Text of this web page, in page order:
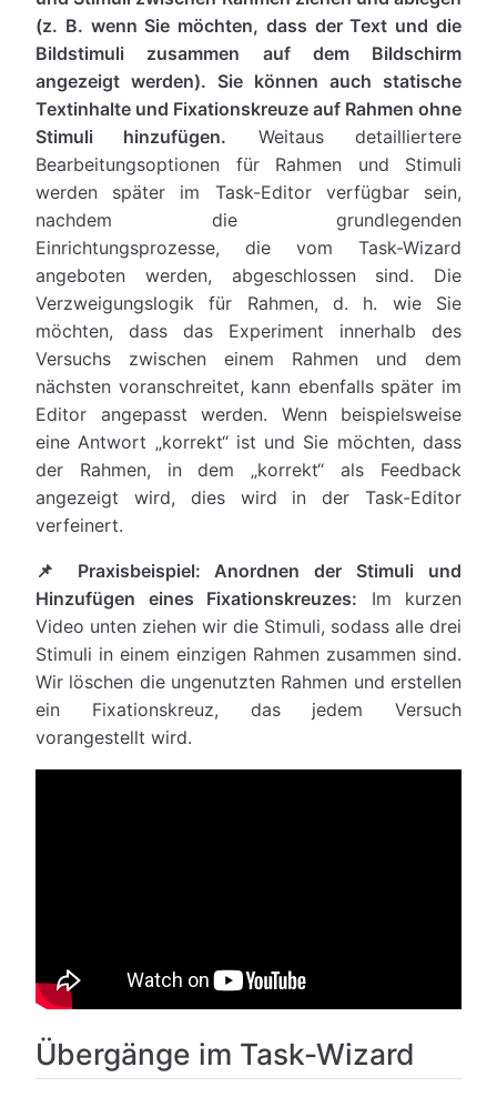
(z. B. wenn Sie möchten, dass der Text und die
Bildstimuli zusammen auf dem Bildschirm
angezeigt werden). Sie können auch statische
Textinhalte und Fixationskreuze auf Rahmen ohne
Stimuli hinzufügen. Weitaus detailliertere
Bearbeitungsoptionen für Rahmen und Stimuli
werden später im Task-Editor verfügbar sein,
nachdem die grundlegenden
Einrichtungsprozesse, die vom Task-Wizard
angeboten werden, abgeschlossen sind. Die
Verzweigungslogik für Rahmen, d. h. wie Sie
möchten, dass das Experiment innerhalb des
Versuchs zwischen einem Rahmen und dem
nächsten voranschreitet, kann ebenfalls später im
Editor angepasst werden. Wenn beispielsweise
eine Antwort „korrekt“ ist und Sie möchten, dass
der Rahmen, in dem „korrekt“ als Feedback
angezeigt wird, dies wird in der Task-Editor
verfeinert.
📌 Praxisbeispiel: Anordnen der Stimuli und
Hinzufügen eines Fixationskreuzes: Im kurzen
Video unten ziehen wir die Stimuli, sodass alle drei
Stimuli in einem einzigen Rahmen zusammen sind.
Wir löschen die ungenutzten Rahmen und erstellen
ein Fixationskreuz, das jedem Versuch
vorangestellt wird.
Übergänge im Task-Wizard